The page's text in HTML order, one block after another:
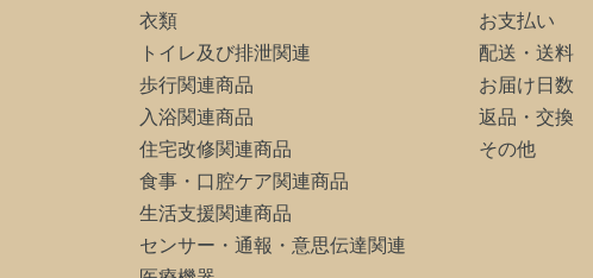
衣類
トイレ及び排泄関連
歩行関連商品
入浴関連商品
住宅改修関連商品
食事・口腔ケア関連商品
生活支援関連商品
センサー・通報・意思伝達関連
お支払い
配送・送料
お届け日数
返品・交換
その他